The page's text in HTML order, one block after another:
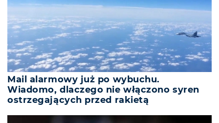
Mail alarmowy już po wybuchu.
Wiadomo, dlaczego nie włączono syren
ostrzegających przed rakietą